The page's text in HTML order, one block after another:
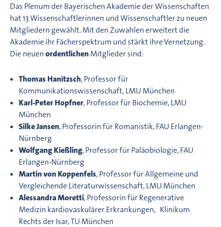
Das Plenum der Bayerischen Akademie der Wissenschaften
hat 13 Wissenschaftlerinnen und Wissenschaftler zu neuen
Mitgliedern gewählt. Mit den Zuwahlen erweitert die
Akademie ihr Fächerspektrum und stärkt ihre Vernetzung.
Die neuenordentlichenMitglieder sind:
Thomas Hanitzsch, Professor für
Kommunikationswissenschaft, LMU München
Karl-Peter Hopfner, Professor für Biochemie, LMU
München
Silke Jansen, Professorin für Romanistik, FAU Erlangen-
Nürnberg
Wolfgang Kießling, Professor für Paläobiologie, FAU
Erlangen-Nürnberg
Martin von Koppenfels, Professor für Allgemeine und
Vergleichende Literaturwissenschaft, LMU München
Alessandra Moretti, Professorin für Regenerative
Medizin kardiovaskulärer Erkrankungen, Klinikum
Rechts der Isar, TU München